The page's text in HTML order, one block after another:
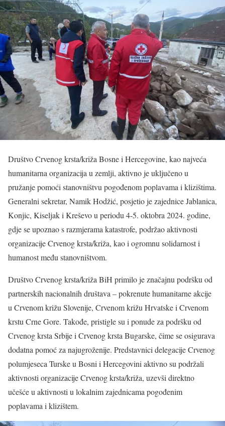
Društvo Crvenog krsta/križa Bosne i Hercegovine, kao najveća
humanitarna organizacija u zemlji, aktivno je uključeno u
pružanje pomoći stanovništvu pogođenom poplavama i klizištima.
Generalni sekretar, Namik Hodžić, posjetio je zajednice Jablanica,
Konjic, Kiseljak i Kreševo u periodu 4-5. oktobra 2024. godine,
gdje se upoznao s razmjerama katastrofe, podržao aktivnosti
organizacije Crvenog krsta/križa, kao i ogromnu solidarnost i
humanost među stanovništvom.
Društvo Crvenog krsta/križa BiH primilo je značajnu podršku od
partnerskih nacionalnih društava – pokrenute humanitarne akcije
u Crvenom križu Slovenije, Crvenom križu Hrvatske i Crvenom
krstu Crne Gore. Takođe, pristigle su i ponude za podršku od
Crvenog krsta Srbije i Crvenog krsta Bugarske, čime se osigurava
dodatna pomoć za najugroženije. Predstavnici delegacije Crvenog
polumjeseca Turske u Bosni i Hercegovini aktivno su podržali
aktivnosti organizacije Crvenog krsta/križa, uzevši direktno
učešće u aktivnosti u lokalnim zajednicama pogođenim
poplavama i klizištem.